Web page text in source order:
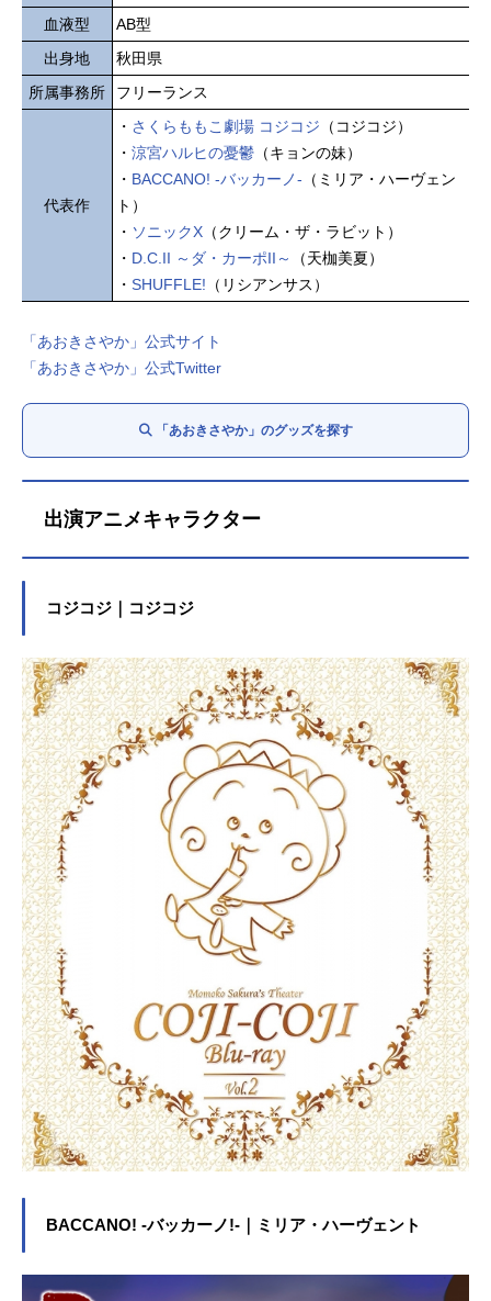
血液型
AB型
出身地
秋田県
所属事務所
フリーランス
代表作
・ さくらももこ劇場 コジコジ （コジコジ）
・ 涼宮ハルヒの憂鬱 （キョンの妹）
・ BACCANO! -バッカーノ- （ミリア・ハーヴェン
ト）
・ ソニックX （クリーム・ザ・ラビット）
・ D.C.II ～ダ・カーポII～
（天枷美夏）
・ SHUFFLE! （リシアンサス）
「あおきさやか」公式サイト
「あおきさやか」公式Twitter
「あおきさやか」のグッズを探す
出演アニメキャラクター
コジコジ｜コジコジ
BACCANO! -バッカーノ!-｜ミリア・ハーヴェント